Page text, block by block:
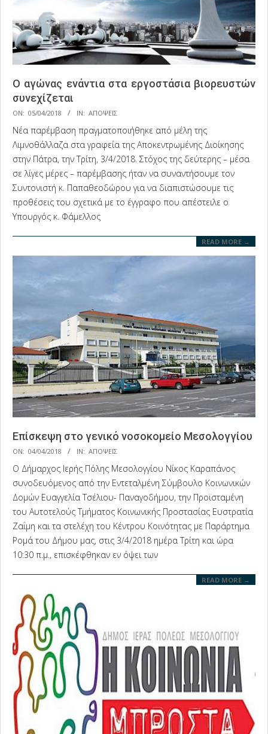
Ο αγώνας ενάντια στα εργοστάσια βιορευστών
συνεχίζεται
2018-
04-
05
ON: 05/04/2018 IN: ΑΠΟΨΕΙΣ
Νέα παρέμβαση πραγματοποιήθηκε από μέλη της
Λιμνοθάλλαζα στα γραφεία της Αποκεντρωμένης Διοίκησης
στην Πάτρα, την Τρίτη, 3/4/2018. Στόχος της δεύτερης – μέσα
σε λίγες μέρες – παρέμβασης ήταν να συναντήσουμε τον
Συντονιστή κ. Παπαθεοδώρου για να διαπιστώσουμε τις
προθέσεις του σχετικά με το έγγραφο που απέστειλε ο
Υπουργός κ. Φάμελλος
READ MORE →
Επίσκεψη στο γενικό νοσοκομείο Μεσολογγίου
2018-
04-
04
ON: 04/04/2018 IN: ΑΠΟΨΕΙΣ
Ο Δήμαρχος Ιερής Πόλης Μεσολογγίου Νίκος Καραπάνος
συνοδευόμενος από την Eντεταλμένη Σύμβουλο Κοινωνικών
Δομών Ευαγγελία Τσέλιου- Παναγοδήμου, την Προϊσταμένη
του Αυτοτελούς Τμήματος Κοινωνικής Προστασίας Ευστρατία
Ζαΐμη και τα στελέχη του Κέντρου Κοινότητας με Παράρτημα
Ρομά του Δήμου μας, στις 3/4/2018 ημέρα Τρίτη και ώρα
10:30 π.μ., επισκέφθηκαν εν όψει των
READ MORE →